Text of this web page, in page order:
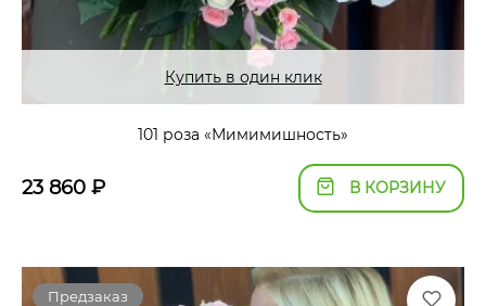
Купить в один клик
101 роза «Мимимишность»
23 860 ₽ В КОРЗИНУ
Предзаказ